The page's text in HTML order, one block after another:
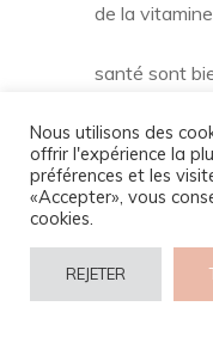
de la
santé sont
variés.
Découvrir les
chamelle ici
Nous utilisons des
offrir l'expérience la
préférences et les
«Accepter», vous
cookies.
REJETER